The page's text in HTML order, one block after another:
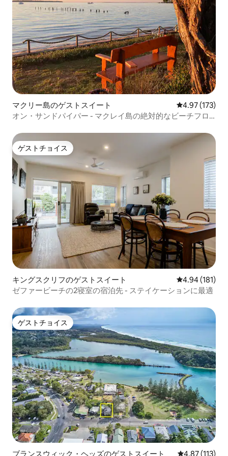
マクリー島のゲストスイート レビュー173
4.97 (173)
オン・サンドパイパー - マクレイ島の絶対的なビーチフロ
ゲストチョイス
ゲストチョイス
キングスクリフのゲストスイート レビュー181
4.94 (181)
ゼファービーチの2寝室の宿泊先 - ステイケーションに最適
ゲストチョイス
ゲストチョイス
ブランスウィック・ヘッズのゲストスイート レビュー113
4.87 (113)